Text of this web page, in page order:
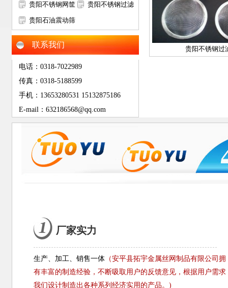
矿筛网
贵阳不锈钢网筐
网篮
贵阳不锈钢过滤
贵阳石油震动筛
网
联系我们
电话：0318-7022989
传真：0318-5188599
手机：13653280531 15132875186
E-mail：632186568@qq.com
贵阳不锈钢过
厂家实力
生产、加工、销售一体 （安平县拓宇金属丝网制品有限公司拥
有丰富的制造经验，不断吸取用户的反馈意见，根据用户需求
我们设计制造出各种系列经济实用的产品。)